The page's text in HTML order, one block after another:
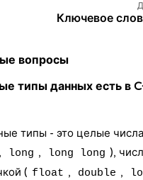
Ключевое
вопросы
типы данных есть в
типы - это целые числа
, long , long long ),
( float , double ,